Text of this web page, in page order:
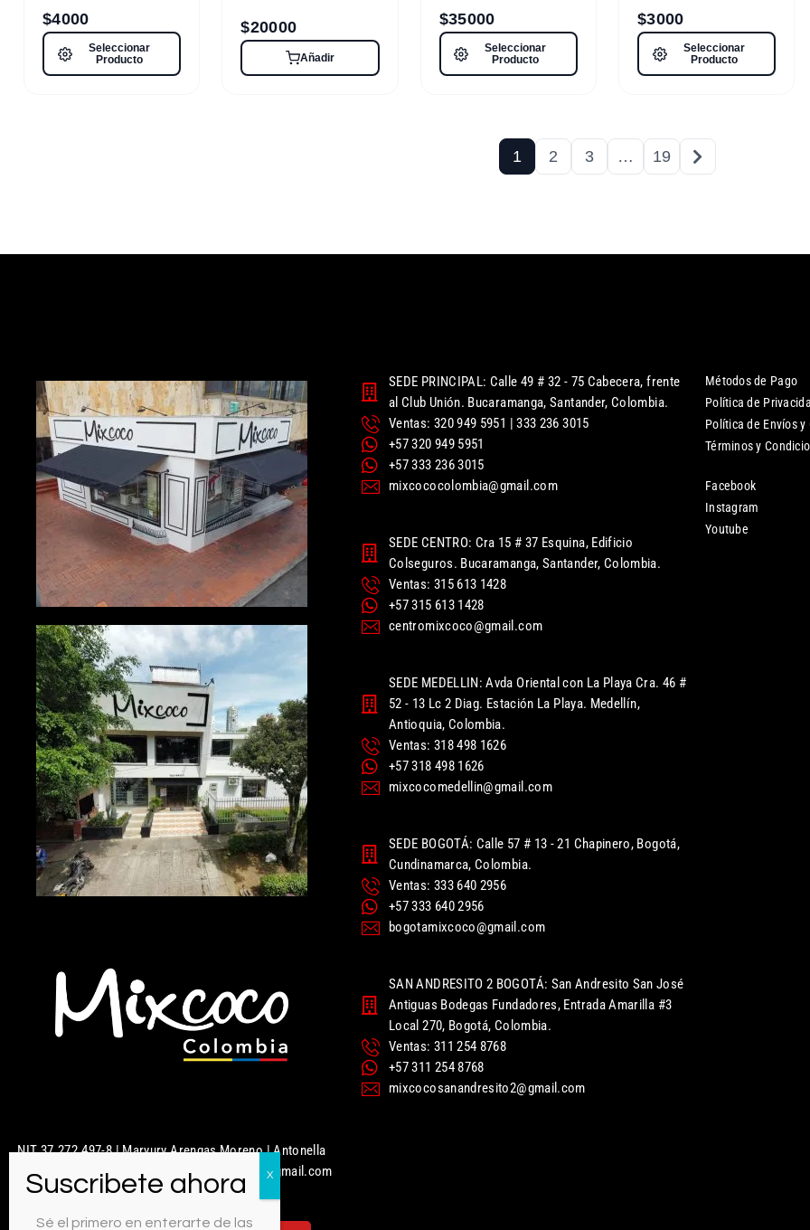
$4000
Seleccionar
Producto
$20000
Añadir
$35000
Seleccionar
Producto
$3000
Seleccionar
Producto
1 2 3 … 19
NIT 37.272.497-8 | Maryury Arengas Moreno | Antonella
Nails | Mixcoco Colombia | mixcococolombia@gmail.com
| 320 949 5951
SEDE PRINCIPAL: Calle 49 # 32 - 75 Cabecera, frente
al Club Unión. Bucaramanga, Santander, Colombia.
Ventas: 320 949 5951 | 333 236 3015
+57 320 949 5951
+57 333 236 3015
mixcococolombia@gmail.com
SEDE CENTRO: Cra 15 # 37 Esquina, Edificio
Colseguros. Bucaramanga, Santander, Colombia.
Ventas: 315 613 1428
+57 315 613 1428
centromixcoco@gmail.com
SEDE MEDELLIN: Avda Oriental con La Playa Cra. 46 #
52 - 13 Lc 2 Diag. Estación La Playa. Medellín,
Antioquia, Colombia.
Ventas: 318 498 1626
+57 318 498 1626
mixcocomedellin@gmail.com
SEDE BOGOTÁ: Calle 57 # 13 - 21 Chapinero, Bogotá,
Cundinamarca, Colombia.
Ventas: 333 640 2956
+57 333 640 2956
bogotamixcoco@gmail.com
SAN ANDRESITO 2 BOGOTÁ: San Andresito San José
Antiguas Bodegas Fundadores, Entrada Amarilla #3
Local 270, Bogotá, Colombia.
Ventas: 311 254 8768
+57 311 254 8768
mixcocosanandresito2@gmail.com
Métodos de Pago
Política de
Política de Envíos y
Términos y
Facebook
Instagram
Youtube
Sé el primero en enterarte de las